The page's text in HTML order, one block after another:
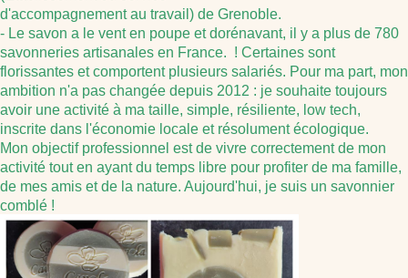
d'accompagnement au travail) de Grenoble.
- Le savon a le vent en poupe et dorénavant, il y a plus de 780
savonneries artisanales en France. ! Certaines sont
florissantes et comportent plusieurs salariés. Pour ma part, mon
ambition n'a pas changée depuis 2012 : je souhaite toujours
avoir une activité à ma taille, simple, résiliente, low tech,
inscrite dans l'économie locale et résolument écologique.
Mon objectif professionnel est de vivre correctement de mon
activité tout en ayant du temps libre pour profiter de ma famille,
de mes amis et de la nature. Aujourd'hui, je suis un savonnier
comblé !